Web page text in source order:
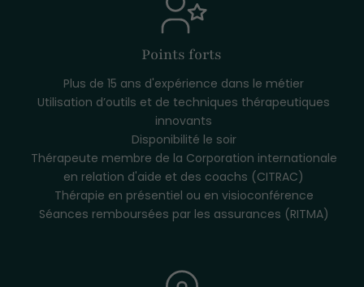
Points forts
Plus de 15 ans d'expérience dans le métier
Utilisation d’outils et de techniques thérapeutiques
innovants
Disponibilité le soir
Thérapeute membre de la Corporation internationale
en relation d'aide et des coachs (CITRAC)
Thérapie en présentiel ou en visioconférence
Séances remboursées par les assurances (RITMA)